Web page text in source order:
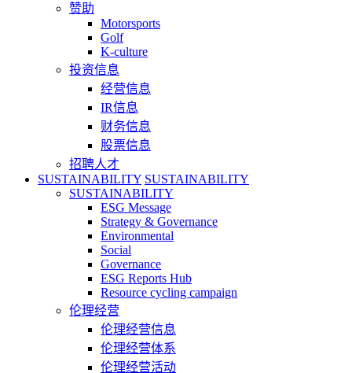
赞助
Motorsports
Golf
K-culture
投资信息
经营信息
IR信息
财务信息
股票信息
招聘人才
SUSTAINABILITY SUSTAINABILITY
SUSTAINABILITY
ESG Message
Strategy & Governance
Environmental
Social
Governance
ESG Reports Hub
Resource cycling campaign
伦理经营
伦理经营信息
伦理经营体系
伦理经营活动